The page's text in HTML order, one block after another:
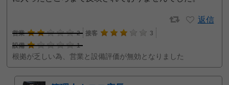
返信
営業 2 接客
3
設備
1
根拠が乏しい為、営業と設備評価が無効となりました